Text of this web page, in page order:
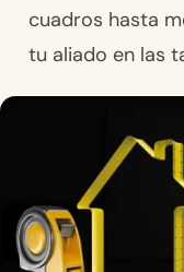
cuadros hasta
tu aliado en las